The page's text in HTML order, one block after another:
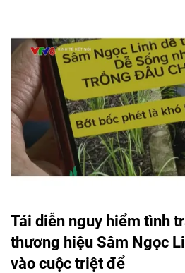
Tái diễn nguy hiểm tình
thương hiệu Sâm Ngọc
vào cuộc triệt để